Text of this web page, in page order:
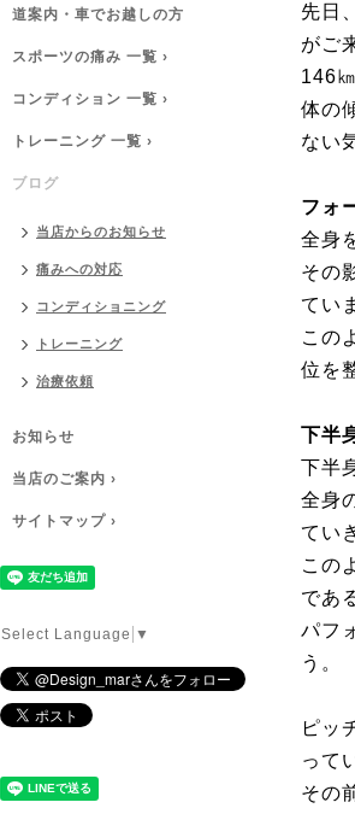
先日
がご
146
体の
ない
フォ
全身
その
てい
この
位を
下半
下半
全身
てい
この
であ
パフ
う。
ピッ
って
その
道案内・車でお越しの方
スポーツの痛み 一覧 ›
コンディション 一覧 ›
トレーニング 一覧 ›
ブログ
当店からのお知らせ
痛みへの対応
コンディショニング
トレーニング
治療依頼
お知らせ
当店のご案内 ›
サイトマップ ›
Select Language ▼